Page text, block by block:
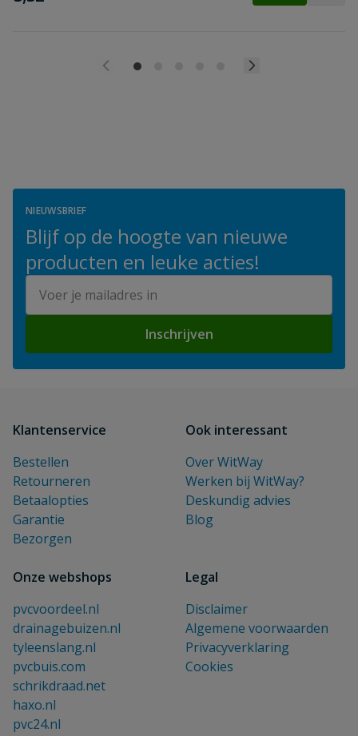
NIEUWSBRIEF
Blijf op de hoogte van nieuwe
producten en leuke acties!
Inschrijven
Klantenservice
Bestellen
Retourneren
Betaalopties
Garantie
Bezorgen
Ook interessant
Over WitWay
Werken bij WitWay?
Deskundig advies
Blog
Onze webshops
pvcvoordeel.nl
drainagebuizen.nl
tyleenslang.nl
pvcbuis.com
schrikdraad.net
haxo.nl
pvc24.nl
Legal
Disclaimer
Algemene voorwaarden
Privacyverklaring
Cookies